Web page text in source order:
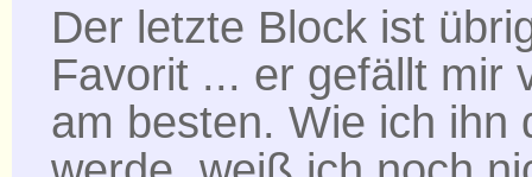
Der letzte Block ist
Favorit ... er gefällt mir
am besten. Wie ich ihn